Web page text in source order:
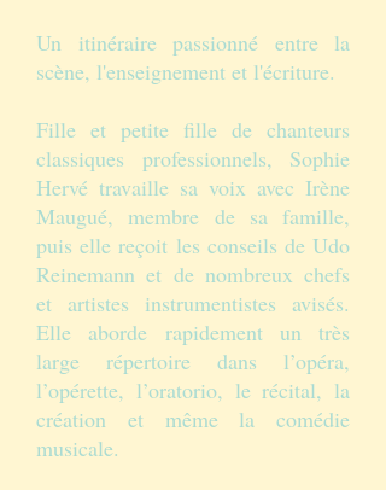
Un itinéraire passionné entre la
scène, l'enseignement et l'écriture.
Fille et petite fille de chanteurs
classiques professionnels, Sophie
Hervé travaille sa voix avec Irène
Maugué, membre de sa famille,
puis elle reçoit les conseils de Udo
Reinemann et de nombreux chefs
et artistes instrumentistes avisés.
Elle aborde rapidement un très
large répertoire dans l’opéra,
l’opérette, l’oratorio, le récital, la
création et même la comédie
musicale.